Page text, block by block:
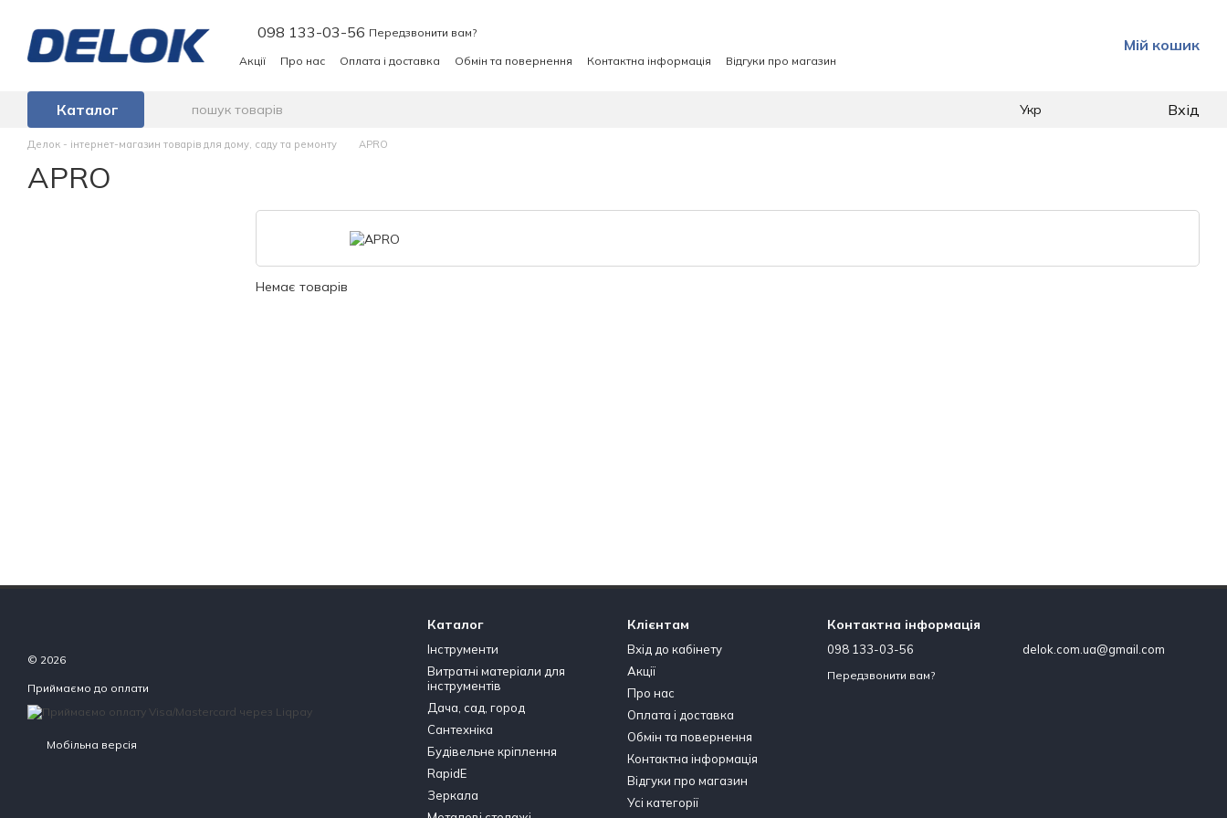
098 133-03-56 Передзвонити вам?
Акції Про нас Оплата і доставка Обмін та повернення Контактна інформація Відгуки про магазин
Мій кошик
Каталог Укр Вхід
Делок - інтернет-магазин товарів для дому, саду та ремонту APRO
APRO
Немає товарів
© 2026
Приймаємо до оплати
Мобільна версія
Каталог
Інструменти
Витратні матеріали для
інструментів
Дача, сад, город
Сантехніка
Будівельне кріплення
RapidE
Зеркала
Клієнтам
Вхід до кабінету
Акції
Про нас
Оплата і доставка
Обмін та повернення
Контактна інформація
Відгуки про магазин
Усі категорії
Контактна інформація
098 133-03-56
Передзвонити вам?
delok.com.ua@gmail.com